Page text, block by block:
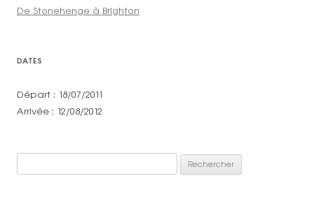
De Stonehenge à Brighton
DATES
Départ : 18/07/2011
Arrivée : 12/08/2012